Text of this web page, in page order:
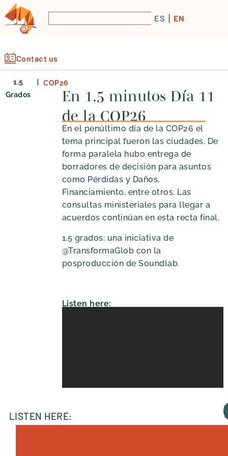
ES EN
Contact us
1.5
Grados
| COP26
En 1.5 minutos Día 11
de la COP26
En el penúltimo día de la COP26 el
tema principal fueron las ciudades. De
forma paralela hubo entrega de
borradores de decisión para asuntos
como Pérdidas y Daños,
Financiamiento, entre otros. Las
consultas ministeriales para llegar a
acuerdos continúan en esta recta final.
1.5 grados: una iniciativa de
@TransformaGlob con la
posproducción de Soundlab.
Listen here:
LISTEN HERE: